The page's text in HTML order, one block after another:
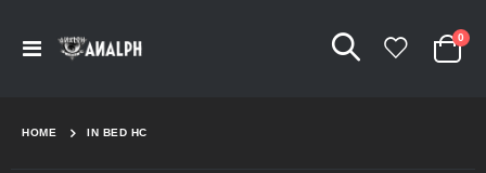
Navigation
Cart
0
HOME IN BED HC